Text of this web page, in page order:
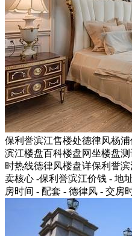
保利誉滨江售楼处德律风杨
滨江楼盘百科楼盘网坐楼盘
时热线德律风楼盘详保利誉
卖核心 -保利誉滨江价钱 - 地
房时间 - 配套 - 德律风 - 交房